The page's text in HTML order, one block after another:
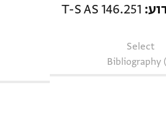
T-S AS 146.251
Select
Bibliography